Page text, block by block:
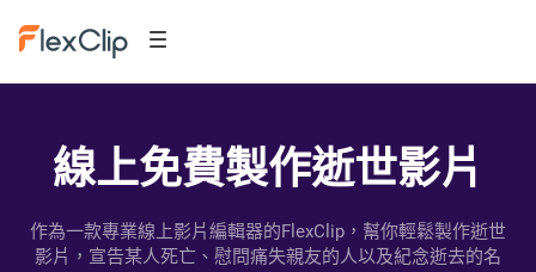
線上免費製作逝世影片
作為一款專業線上影片編輯器的FlexClip，幫你輕鬆製作逝世
影片，宣告某人死亡、慰問痛失親友的人以及紀念逝去的名